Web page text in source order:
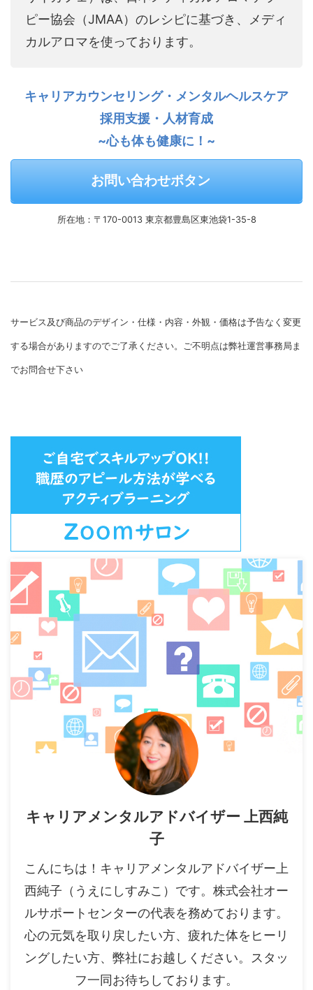
ピー協会（JMAA）のレシピに基づき、メディ
カルアロマを使っております。
キャリアカウンセリング・メンタルヘルスケア
採用支援・人材育成
~心も体も健康に！~
お問い合わせボタン
所在地：〒170-0013 東京都豊島区東池袋1-35-8
サービス及び商品のデザイン・仕様・内容・外観・価格は予告なく変更
する場合がありますのでご了承ください。ご不明点は弊社運営事務局ま
でお問合せ下さい
キャリアメンタルアドバイザー 上西純
子
こんにちは！キャリアメンタルアドバイザー上
西純子（うえにしすみこ）です。株式会社オー
ルサポートセンターの代表を務めております。
心の元気を取り戻したい方、疲れた体をヒーリ
ングしたい方、弊社にお越しください。スタッ
フ一同お待ちしております。